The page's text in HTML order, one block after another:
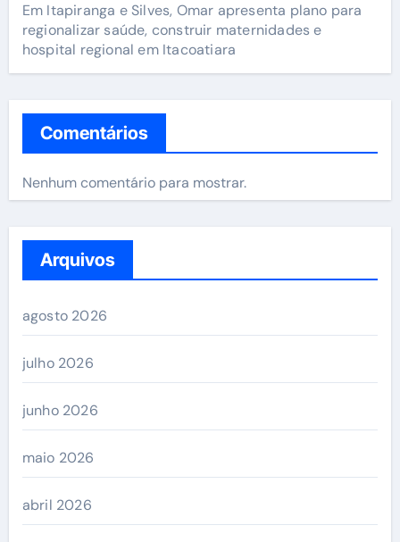
Em Itapiranga e Silves, Omar apresenta plano para
regionalizar saúde, construir maternidades e
hospital regional em Itacoatiara
Comentários
Nenhum comentário para mostrar.
Arquivos
agosto 2026
julho 2026
junho 2026
maio 2026
abril 2026